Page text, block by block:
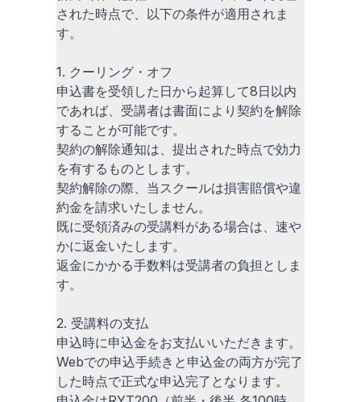
された時点で、以下の条件が適用されま
す。
1. クーリング・オフ
申込書を受領した日から起算して8日以内
であれば、受講者は書面により契約を解除
することが可能です。
契約の解除通知は、提出された時点で効力
を有するものとします。
契約解除の際、当スクールは損害賠償や違
約金を請求いたしません。
既に受領済みの受講料がある場合は、速や
かに返金いたします。
返金にかかる手数料は受講者の負担としま
す。
2. 受講料の支払
申込時に申込金をお支払いいただきます。
Webでの申込手続きと申込金の両方が完了
した時点で正式な申込完了となります。